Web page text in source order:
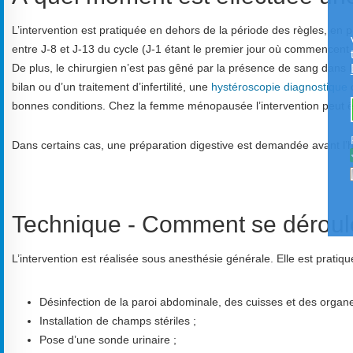
L’intervention est pratiquée en dehors de la période des règles,
entre J-8 et J-13 du cycle (J-1 étant le premier jour où
De plus, le chirurgien n’est pas gêné par la présence de sang
bilan ou d’un traitement d’infertilité, une hystéroscopie diagnostique
bonnes conditions. Chez la femme ménopausée l’intervention peut
Dans certains cas, une préparation digestive est demandée avant
Technique - Comment se
L’intervention est réalisée sous anesthésie générale. Elle est
Désinfection de la paroi abdominale, des cuisses et des
Installation de champs stériles ;
Pose d’une sonde urinaire ;